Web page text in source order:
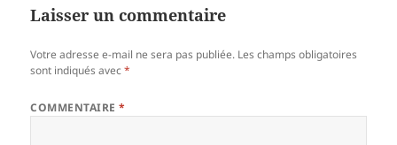
o
o
k
er
Laisser un commentaire
Votre adresse e-mail ne sera pas publiée. Les champs obligatoires
sont indiqués avec*
COMMENTAIRE*